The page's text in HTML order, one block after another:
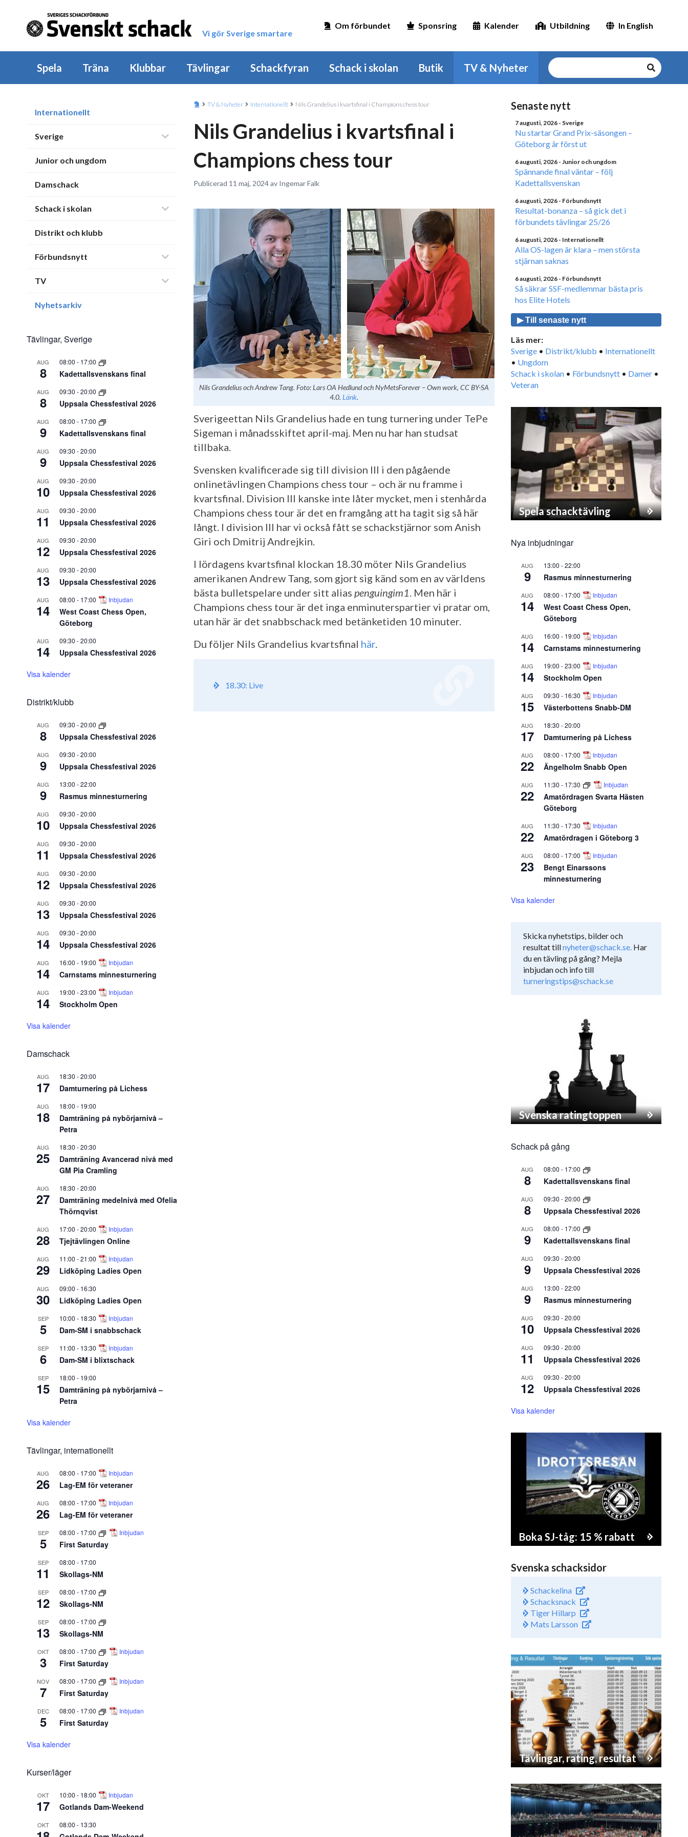
Vi gör Sverige smartare
Om förbundet Sponsring Kalender Utbildning In English
Spela Träna Klubbar Tävlingar Schackfyran Schack i skolan Butik TV & Nyheter
Internationellt
Sverige
Junior och ungdom
Damschack
Schack i skolan
Distrikt och klubb
Förbundsnytt
TV
Nyhetsarkiv
Tävlingar, Sverige
AUG
8
08:00 - 17:00
Kadettallsvenskans final
AUG
8
09:30 -20:00
Uppsala Chessfestival 2026
AUG
9
08:00 - 17:00
Kadettallsvenskans final
AUG
9
09:30 -20:00
Uppsala Chessfestival 2026
AUG
10
09:30 -20:00
Uppsala Chessfestival 2026
AUG
11
09:30 -20:00
Uppsala Chessfestival 2026
AUG
12
09:30 -20:00
Uppsala Chessfestival 2026
AUG
13
09:30 -20:00
Uppsala Chessfestival 2026
AUG
14
08:00 - 17:00 Inbjudan
West Coast Chess Open,
Göteborg
AUG
14
09:30 -20:00
Uppsala Chessfestival 2026
Visa kalender
Distrikt/klubb
AUG
8
09:30 -20:00
Uppsala Chessfestival 2026
AUG
9
09:30 -20:00
Uppsala Chessfestival 2026
AUG
9
13:00 -22:00
Rasmus minnesturnering
AUG
10
09:30 -20:00
Uppsala Chessfestival 2026
AUG
11
09:30 -20:00
Uppsala Chessfestival 2026
AUG
12
09:30 -20:00
Uppsala Chessfestival 2026
AUG
13
09:30 -20:00
Uppsala Chessfestival 2026
AUG
14
09:30 -20:00
Uppsala Chessfestival 2026
AUG
14
16:00 - 19:00 Inbjudan
Carnstams minnesturnering
AUG
14
19:00 -23:00 Inbjudan
Stockholm Open
Visa kalender
Damschack
AUG
17
18:30 -20:00
Damturnering på Lichess
AUG
18
18:00 - 19:00
Damträning på nybörjarnivå –
Petra
AUG
25
18:30 -20:30
Damträning Avancerad nivå med
GM Pia Cramling
AUG
27
18:30 -20:00
Damträning medelnivå med Ofelia
Thörnqvist
AUG
28
17:00 -20:00 Inbjudan
Tjejtävlingen Online
AUG
29
11:00 -21:00 Inbjudan
Lidköping Ladies Open
AUG
30
09:00 - 16:30
Lidköping Ladies Open
SEP
5
10:00 - 18:30 Inbjudan
Dam-SM i snabbschack
SEP
6
11:00 - 13:30 Inbjudan
Dam-SM i blixtschack
SEP
15
18:00 - 19:00
Damträning på nybörjarnivå –
Petra
Visa kalender
Tävlingar, internationellt
AUG
26
08:00 - 17:00 Inbjudan
Lag-EM för veteraner
AUG
26
08:00 - 17:00 Inbjudan
Lag-EM för veteraner
SEP
5
08:00 - 17:00 Inbjudan
First Saturday
SEP
11
08:00 - 17:00
Skollags-NM
SEP
12
08:00 - 17:00
Skollags-NM
SEP
13
08:00 - 17:00
Skollags-NM
OKT
3
08:00 - 17:00 Inbjudan
First Saturday
NOV
7
08:00 - 17:00 Inbjudan
First Saturday
DEC
5
08:00 - 17:00 Inbjudan
First Saturday
Visa kalender
Kurser/läger
OKT
17
10:00 - 18:00 Inbjudan
Gotlands Dam-Weekend
OKT 08:00 - 13:30
TV & Nyheter Internationellt Nils Grandelius i kvartsfinal i Champions chess tour
Nils Grandelius i kvartsfinal i
Champions chess tour
Publicerad 11 maj, 2024 av Ingemar Falk
Nils Grandelius och Andrew Tang. Foto: Lars OA Hedlund och NyMetsForever – Own work, CC BY-SA
4.0. Länk.
Sverigeettan Nils Grandelius hade en tung turnering under TePe
Sigeman i månadsskiftet april-maj. Men nu har han studsat
tillbaka.
Svensken kvalificerade sig till division III i den pågående
onlinetävlingen Champions chess tour – och är nu framme i
kvartsfinal. Division III kanske inte låter mycket, men i stenhårda
Champions chess tour är det en framgång att ha tagit sig så här
långt. I division III har vi också fått se schackstjärnor som Anish
Giri och Dmitrij Andrejkin.
I lördagens kvartsfinal klockan 18.30 möter Nils Grandelius
amerikanen Andrew Tang, som gjort sig känd som en av världens
bästa bulletspelare under sitt alias penguingim1. Men här i
Champions chess tour är det inga enminuterspartier vi pratar om,
utan här är det snabbschack med betänketiden 10 minuter.
Du följer Nils Grandelius kvartsfinal här.
18.30: Live
Senaste nytt
7 augusti, 2026 - Sverige
Nu startar Grand Prix-säsongen –
Göteborg är först ut
6 augusti, 2026 - Junior och ungdom
Spännande final väntar – följ
Kadettallsvenskan
6 augusti, 2026 - Förbundsnytt
Resultat-bonanza – så gick det i
förbundets tävlingar 25/26
6 augusti, 2026 - Internationellt
Alla OS-lagen är klara – men största
stjärnan saknas
6 augusti, 2026 - Förbundsnytt
Så säkrar SSF-medlemmar bästa pris
hos Elite Hotels
▶ Till senaste nytt
Läs mer:
Sverige • Distrikt/klubb • Internationellt
• Ungdom
Schack i skolan • Förbundsnytt • Damer •
Veteran
Spela schacktävling
Nya inbjudningar
AUG
9
13:00 -22:00
Rasmus minnesturnering
AUG
14
08:00 - 17:00 Inbjudan
West Coast Chess Open,
Göteborg
AUG
14
16:00 - 19:00 Inbjudan
Carnstams minnesturnering
AUG
14
19:00 -23:00 Inbjudan
Stockholm Open
AUG
15
09:30 - 16:30 Inbjudan
Västerbottens Snabb-DM
AUG
17
18:30 -20:00
Damturnering på Lichess
AUG
22
08:00 - 17:00 Inbjudan
Ängelholm Snabb Open
AUG
22
11:30 - 17:30 Inbjudan
Amatördragen Svarta Hästen
Göteborg
AUG
22
11:30 - 17:30 Inbjudan
Amatördragen i Göteborg 3
AUG
23
08:00 - 17:00 Inbjudan
Bengt Einarssons
minnesturnering
Visa kalender
Skicka nyhetstips, bilder och
resultat tillnyheter@schack.se. Har
du en tävling på gång? Mejla
inbjudan och info till
turneringstips@schack.se
Svenska ratingtoppen
Schack på gång
AUG
8
08:00 - 17:00
Kadettallsvenskans final
AUG
8
09:30 -20:00
Uppsala Chessfestival 2026
AUG
9
08:00 - 17:00
Kadettallsvenskans final
AUG
9
09:30 -20:00
Uppsala Chessfestival 2026
AUG
9
13:00 -22:00
Rasmus minnesturnering
AUG
10
09:30 -20:00
Uppsala Chessfestival 2026
AUG
11
09:30 -20:00
Uppsala Chessfestival 2026
AUG
12
09:30 -20:00
Uppsala Chessfestival 2026
Visa kalender
Boka SJ-tåg: 15 % rabatt
Svenska schacksidor
Schackelina
Schacksnack
Tiger Hillarp
Mats Larsson
Tävlingar, rating, resultat